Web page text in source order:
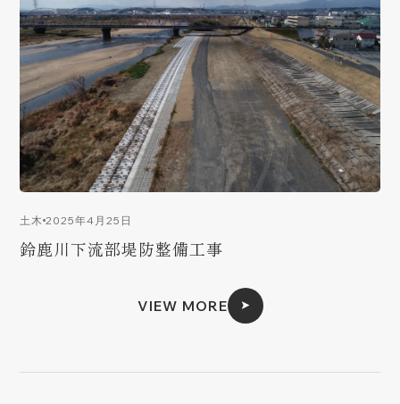
土木 2025年4月25日
鈴鹿川下流部堤防整備工事
VIEW MORE